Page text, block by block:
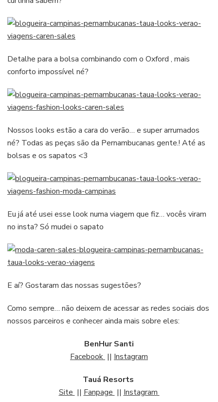
Detalhe para a bolsa combinando com o Oxford , mais
conforto impossível né?
Nossos looks estão a cara do verão… e super arrumados
né? Todas as peças são da Pernambucanas gente.! Até as
bolsas e os sapatos <3
Eu já até usei esse look numa viagem que fiz… vocês viram
no insta? Só mudei o sapato
E aí? Gostaram das nossas sugestões?
Como sempre… não deixem de acessar as redes sociais dos
nossos parceiros e conhecer ainda mais sobre eles:
BenHur Santi
Facebook || Instagram
Tauá Resorts
Site || Fanpage || Instagram